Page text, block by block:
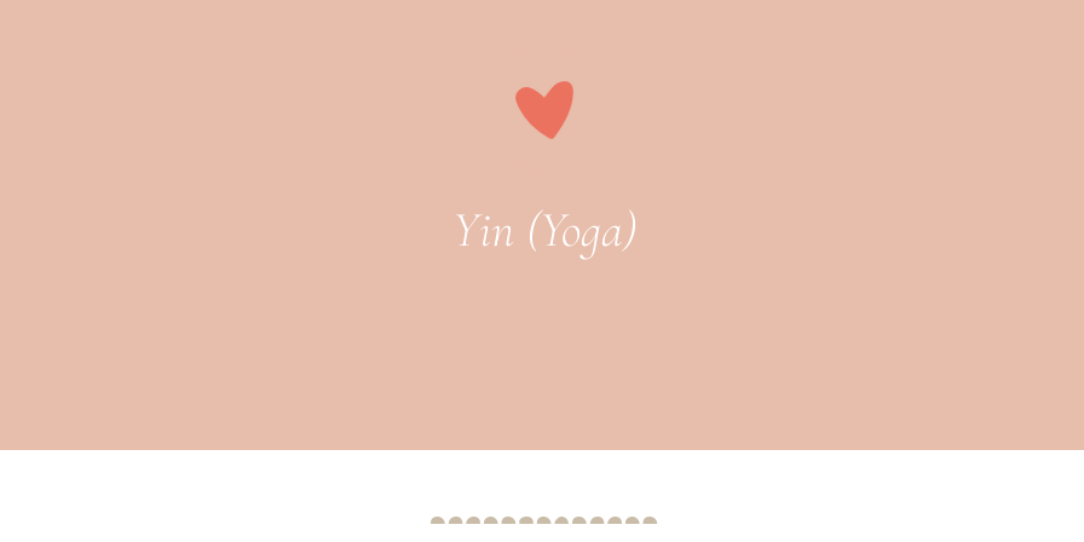
Yin (Yoga)
als dein größtes Kommunikationsnetzwerk, in dem zugleich all deine Erfahrungen und Erinnerungen